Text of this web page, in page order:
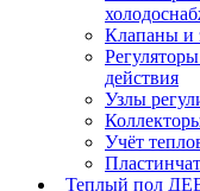
Клапаны и
действия
Узлы
Учёт
Теплый пол